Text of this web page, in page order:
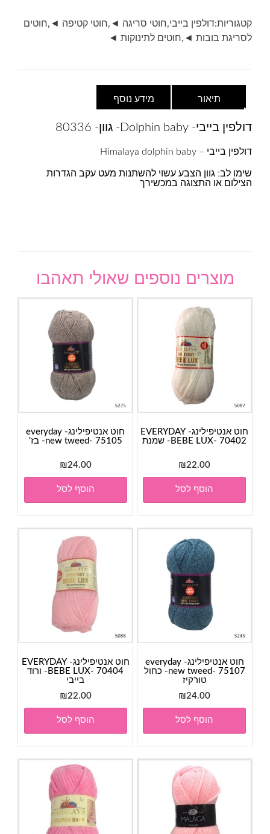
קטגוריות:דולפין בייבי,חוטי סריגה ◄ ,חוטי קטיפה ◄ ,חוטים
לסריגת בובות ◄ ,חוטים לתינוקות ◄
תיאור מידע נוסף
דולפין בייבי- Dolphin baby- גוון- 80336
דולפין בייבי – Himalaya dolphin baby
שימו לב: גוון הצבע עשוי להשתנות מעט עקב הגדרות
הצילום או התצוגה במכשירך
מוצרים נוספים שאולי תאהבו
חוט אנטיפילינג- EVERYDAY
BEBE LUX- 70402- שמנת
₪22.00
הוסף לסל
חוט אנטיפילינג- everyday
new tweed- 75105- בז'
₪24.00
הוסף לסל
חוט אנטיפילינג- everyday
new tweed- 75107- כחול
טורקיז
₪24.00
הוסף לסל
חוט אנטיפילינג- EVERYDAY
BEBE LUX- 70404- ורוד
בייבי
₪22.00
הוסף לסל